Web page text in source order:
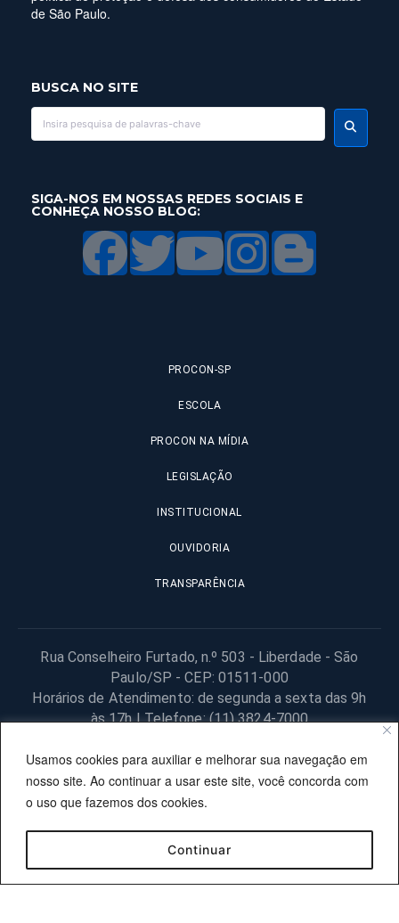
Usamos cookies para auxiliar e melhorar sua navegação em
nosso site. Ao continuar a usar este site, você concorda com
o uso que fazemos dos cookies.
Continuar
de São Paulo.
BUSCA NO SITE
SIGA-NOS EM NOSSAS REDES SOCIAIS E
CONHEÇA NOSSO BLOG:
PROCON-SP
ESCOLA
PROCON NA MÍDIA
LEGISLAÇÃO
INSTITUCIONAL
OUVIDORIA
TRANSPARÊNCIA
Rua Conselheiro Furtado, n.º 503 - Liberdade - São
Paulo/SP - CEP: 01511-000
Horários de Atendimento: de segunda a sexta das 9h
às 17h | Telefone: (11) 3824-7000
© 2025 Fundação Procon – SP – Todos os direitos reservados. |
Site desenvolvido pela PRODESP.